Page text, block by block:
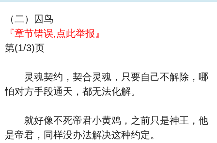
（二）囚鸟
『章节错误,点此举报』
第(1/3)页
灵魂契约，契合灵魂，只要自己不解除，哪
怕对方手段通天，都无法化解。
就好像不死帝君小黄鸡，之前只是神王，他
是帝君，同样没办法解决这种约定。